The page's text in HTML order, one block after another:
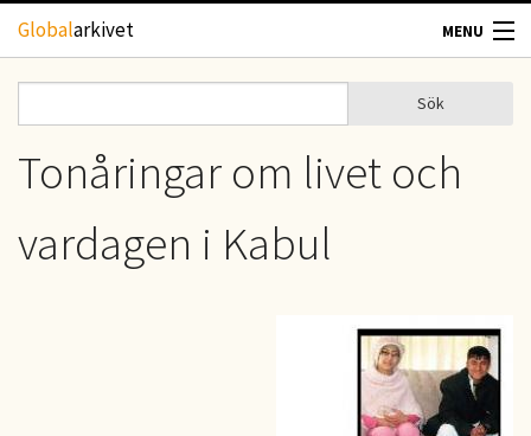
Hoppa till huvudinnehåll
Globalarkivet MENU
TIDSKRIFTER
GEOGRAFI
Sökformulär
Sök
Tonåringar om livet och
vardagen i Kabul